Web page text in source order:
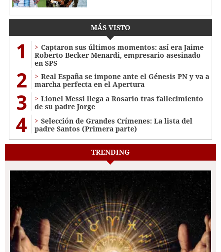
MÁS VISTO
1
Captaron sus últimos momentos: así era Jaime
Roberto Becker Menardi​​​, empresario asesinado
en SPS
2
Real España se impone ante el Génesis PN y va a
marcha perfecta en el Apertura
3
Lionel Messi llega a Rosario tras fallecimiento
de su padre Jorge
4
Selección de Grandes Crímenes: La lista del
padre Santos (Primera parte)
TRENDING